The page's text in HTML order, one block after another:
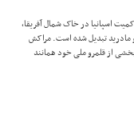
اسپانیا در خاک شمال آفریقا،
مادرید تبدیل شده است. مراکش
از قلمرو ملی خود همانند